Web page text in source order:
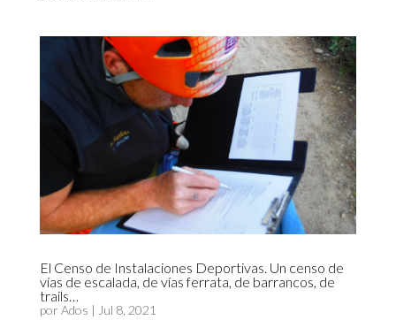
El Censo de Instalaciones Deportivas. Un censo de
vías de escalada, de vías ferrata, de barrancos, de
trails…
por Ados | Jul 8, 2021